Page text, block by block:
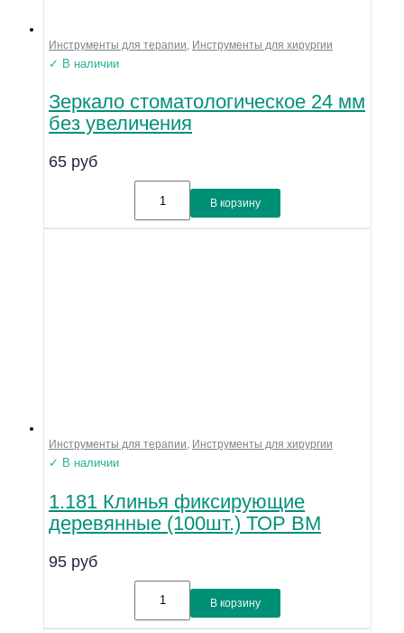
Инструменты для терапии, Инструменты для хирургии
✓ В наличии
Зеркало стоматологическое 24 мм
без увеличения
65 руб
В корзину
Инструменты для терапии, Инструменты для хирургии
✓ В наличии
1.181 Клинья фиксирующие
деревянные (100шт.) ТОР ВМ
95 руб
В корзину